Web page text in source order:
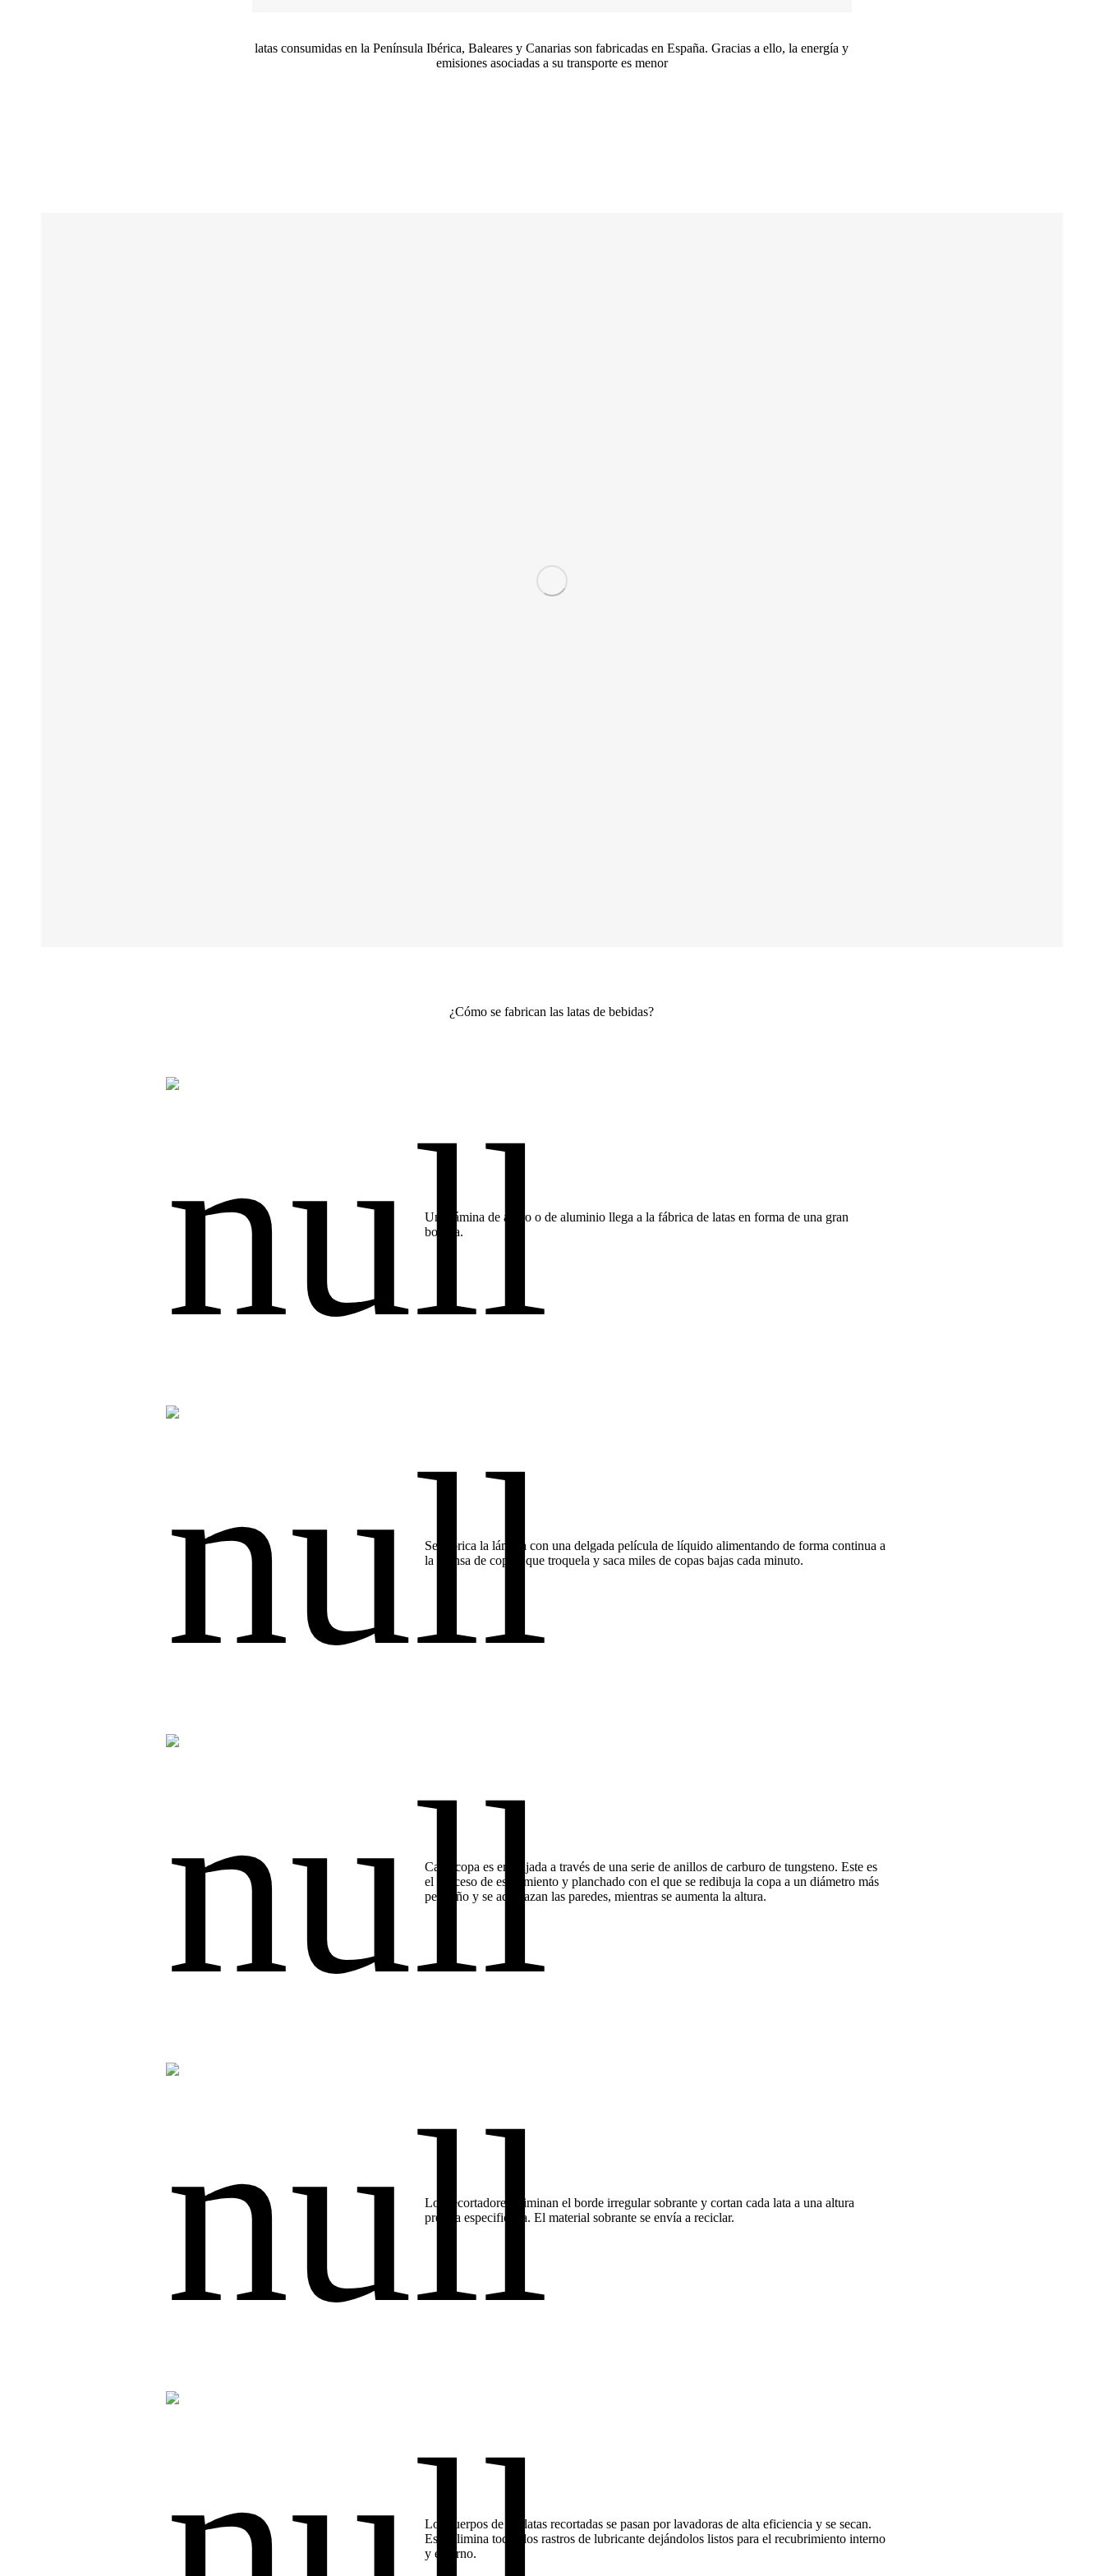
latas consumidas en la Península Ibérica, Baleares y Canarias son fabricadas en España. Gracias a ello, la energía y
emisiones asociadas a su transporte es menor
¿Cómo se fabrican las latas de bebidas?
Una lámina de acero o de aluminio llega a la fábrica de latas en forma de una gran
bobina.
Se lubrica la lámina con una delgada película de líquido alimentando de forma continua a
la prensa de copas, que troquela y saca miles de copas bajas cada minuto.
Cada copa es empujada a través de una serie de anillos de carburo de tungsteno. Este es
el proceso de estiramiento y planchado con el que se redibuja la copa a un diámetro más
pequeño y se adelgazan las paredes, mientras se aumenta la altura.
Los recortadores eliminan el borde irregular sobrante y cortan cada lata a una altura
precisa especificada. El material sobrante se envía a reciclar.
Los cuerpos de las latas recortadas se pasan por lavadoras de alta eficiencia y se secan.
Esto elimina todos los rastros de lubricante dejándolos listos para el recubrimiento interno
y externo.